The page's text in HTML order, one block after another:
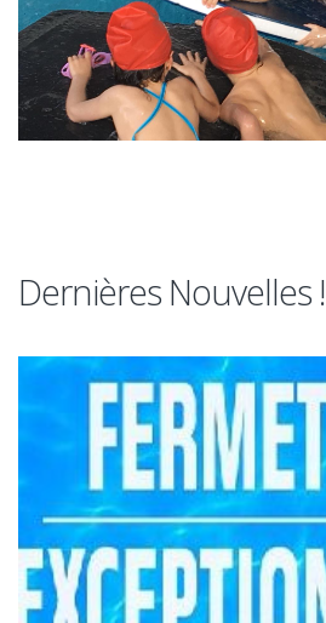
Dernières Nouvelles !